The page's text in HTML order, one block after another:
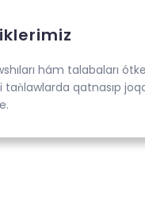
hám talabaları
qatnasıp